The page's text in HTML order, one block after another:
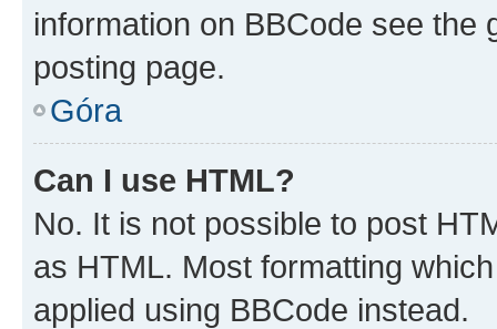
information on BBCode see
posting page.
Góra
Can I use HTML?
No. It is not possible to post
as HTML. Most formatting
applied using BBCode instead.